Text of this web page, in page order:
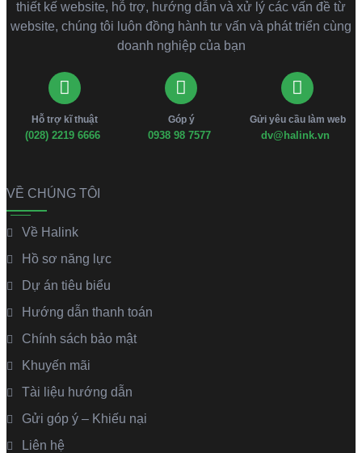
thiết kế website, hỗ trợ, hướng dẫn và xử lý các vấn đề từ
website, chúng tôi luôn đồng hành tư vấn và phát triển cùng
doanh nghiệp của bạn
Hỗ trợ kĩ thuật
(028) 2219 6666
Góp ý
0938 98 7577
Gửi yêu cầu làm web
dv@halink.vn
VỀ CHÚNG TÔI
Về Halink
Hồ sơ năng lực
Dự án tiêu biểu
Hướng dẫn thanh toán
Chính sách bảo mật
Khuyến mãi
Tài liệu hướng dẫn
Gửi góp ý – Khiếu nại
Liên hệ